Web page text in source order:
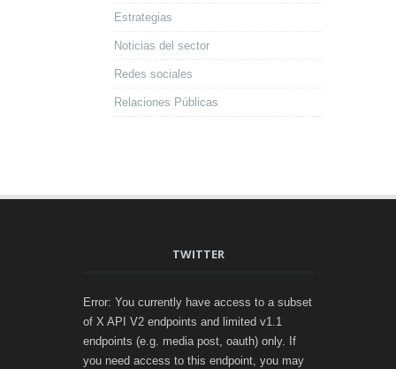
Estrategias
Noticias del sector
Redes sociales
Relaciones Públicas
TWITTER
Error: You currently have access to a subset
of X API V2 endpoints and limited v1.1
endpoints (e.g. media post, oauth) only. If
you need access to this endpoint, you may